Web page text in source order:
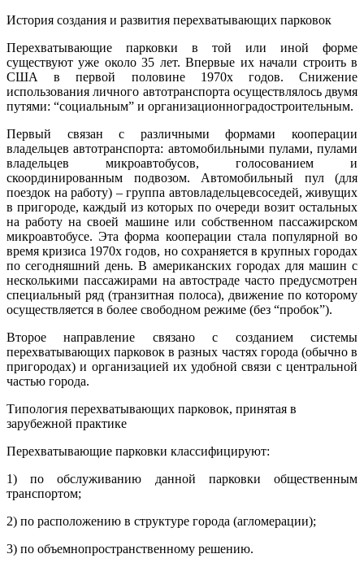
История создания и развития перехватывающих парковок
Перехватывающие парковки в той или иной форме
существуют уже около 35 лет. Впервые их начали строить в
США в первой половине 1970х годов. Снижение
использования личного автотранспорта осуществлялось двумя
путями: “социальным” и организационноградостроительным.
Первый связан с различными формами кооперации
владельцев автотранспорта: автомобильными пулами, пулами
владельцев микроавтобусов, голосованием и
скоординированным подвозом. Автомобильный пул (для
поездок на работу) – группа автовладельцевсоседей, живущих
в пригороде, каждый из которых по очереди возит остальных
на работу на своей машине или собственном пассажирском
микроавтобусе. Эта форма кооперации стала популярной во
время кризиса 1970х годов, но сохраняется в крупных городах
по сегодняшний день. В американских городах для машин с
несколькими пассажирами на автостраде часто предусмотрен
специальный ряд (транзитная полоса), движение по которому
осуществляется в более свободном режиме (без “пробок”).
Второе направление связано с созданием системы
перехватывающих парковок в разных частях города (обычно в
пригородах) и организацией их удобной связи с центральной
частью города.
Типология перехватывающих парковок, принятая в
зарубежной практике
Перехватывающие парковки классифицируют:
1) по обслуживанию данной парковки общественным
транспортом;
2) по расположению в структуре города (агломерации);
3) по объемно­пространственному решению.